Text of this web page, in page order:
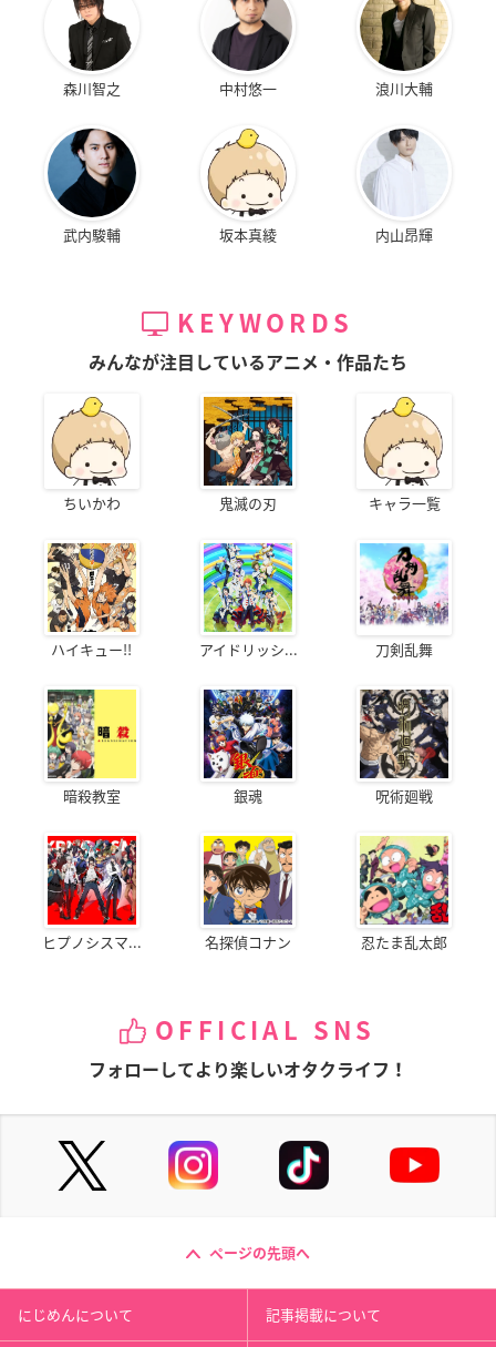
森川智之 中村悠一 浪川大輔
武内駿輔 坂本真綾 内山昂輝
KEYWORDS
みんなが注目しているアニメ・作品たち
ちいかわ 鬼滅の刃 キャラ一覧
ハイキュー!! アイドリッシ... 刀剣乱舞
暗殺教室 銀魂 呪術廻戦
ヒプノシスマ... 名探偵コナン 忍たま乱太郎
OFFICIAL SNS
フォローしてより楽しいオタクライフ！
ページの先頭へ
にじめんについて 記事掲載について